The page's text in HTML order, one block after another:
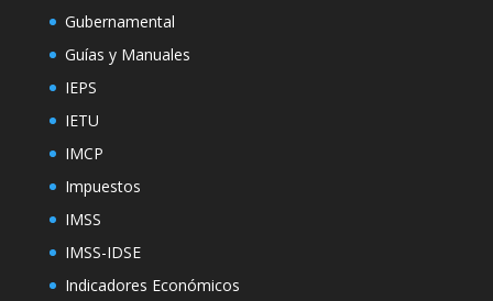
Gubernamental
Guías y Manuales
IEPS
IETU
IMCP
Impuestos
IMSS
IMSS-IDSE
Indicadores Económicos